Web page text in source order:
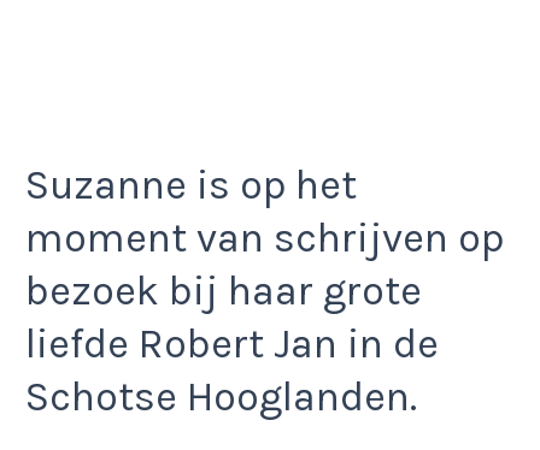
Suzanne is op het
moment van schrijven op
bezoek bij haar grote
liefde Robert Jan in de
Schotse Hooglanden.